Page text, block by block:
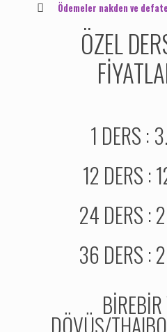
Ödemeler nakden ve
ÖZEL
1 DERS :
12 DERS :
24 DERS :
36 DERS :
DÖVÜŞ/